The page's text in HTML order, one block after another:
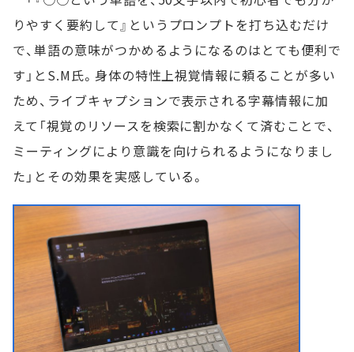
りやすく要約して』というプロンプトを打ち込むだけ
で、単語の意味がつかめるようになるのはとても便利で
す」とS.M氏。身体の特性上視覚情報に頼ることが多い
ため、ライブキャプションで表示される字幕情報に加
えて「視覚のリソースを検索に割かなくて済むことで、
ミーティングにより意識を向けられるようになりまし
た」とその効果を実感している。